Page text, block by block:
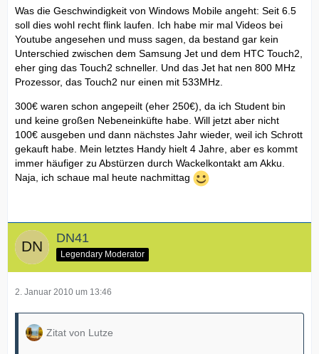
Was die Geschwindigkeit von Windows Mobile angeht: Seit 6.5
soll dies wohl recht flink laufen. Ich habe mir mal Videos bei
Youtube angesehen und muss sagen, da bestand gar kein
Unterschied zwischen dem Samsung Jet und dem HTC Touch2,
eher ging das Touch2 schneller. Und das Jet hat nen 800 MHz
Prozessor, das Touch2 nur einen mit 533MHz.
300€ waren schon angepeilt (eher 250€), da ich Student bin
und keine großen Nebeneinküfte habe. Will jetzt aber nicht
100€ ausgeben und dann nächstes Jahr wieder, weil ich Schrott
gekauft habe. Mein letztes Handy hielt 4 Jahre, aber es kommt
immer häufiger zu Abstürzen durch Wackelkontakt am Akku.
Naja, ich schaue mal heute nachmittag
DN41
Legendary Moderator
2. Januar 2010 um 13:46
Zitat von Lutze